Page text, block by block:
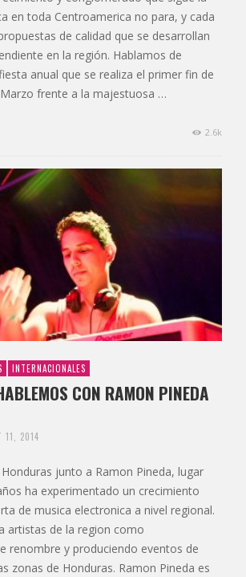
en toda Centroamerica no para, y cada
de calidad que se desarrollan
en la región. Hablamos de
anual que se realiza el primer fin de
frente a la majestuosa …
2.6k
INTERNACIONALES
CON RAMON PINEDA
11, 2014
junto a Ramon Pineda, lugar
ha experimentado un crecimiento
de musica electronica a nivel regional.
artistas de la region como
renombre y produciendo eventos de
zonas de Honduras. Ramon Pineda es